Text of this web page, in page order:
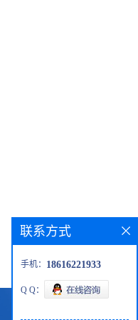
联系方式
手机： 18616221933
Q Q：